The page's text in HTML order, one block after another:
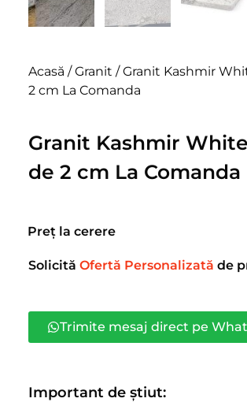
Acasă /Granit / Granit Kashmir
2 cm La Comanda
Granit Kashmir
de 2 cm La Comanda
Preț la cerere
Solicită Ofertă Personalizată de
Trimite mesaj direct pe
Important de știut: